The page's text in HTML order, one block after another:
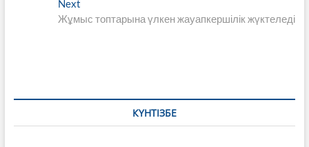
записям
Next
post:
Жұмыс топтарына үлкен жауапкершілік жүктеледі
КҮНТІЗБЕ